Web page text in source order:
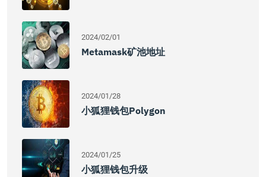
2024/02/01
Metamask矿池地址
2024/01/28
小狐狸钱包Polygon
2024/01/25
小狐狸钱包升级